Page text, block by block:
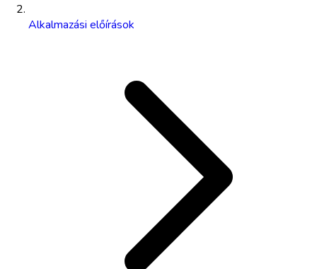
Alkalmazási előírások